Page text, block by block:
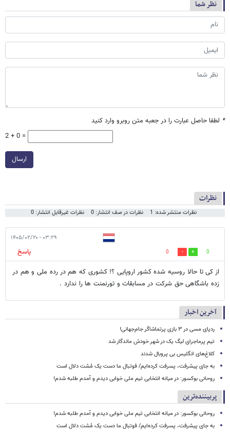
نظر شما
* لطفا حاصل عبارت را در جعبه متن روبرو وارد کنید
2 + 0 =
ارسال
نظرات
نظرات منتشر شده: 1 نظرات در صف انتشار: 0 نظرات غیرقابل انتشار: 0
۰۳:۲۹ - ۱۴۰۵/۰۲/۲۰
0
0
پاسخ
از کی تا حالا روسیه شده کشور اروپایی ؟! کشوری که هم در رده ملی و هم در
زده باشگاهی حق شرکت در مسابقات و تورنمنت ها را ندارد .
آخرین اخبار
ردپای مسی در ۳ بازی پرتماشاگر جام‌جهانی!
تیم پرماجرای لیگ یک در شهر خودش ماندگار شد
کلاغ‌های انگلیس بی پروبال شدند
به جای پیشرفت، پسرفت کرده‌ایم/ فوتبال ما دست یک مُشت دلال است
روحانی بوکسور: در میانه انتخابی تیم ملی خوابی دیدم و آمدم طلبه شدم!
پربیننده‌ترین
روحانی بوکسور: در میانه انتخابی تیم ملی خوابی دیدم و آمدم طلبه شدم!
به جای پیشرفت، پسرفت کرده‌ایم/ فوتبال ما دست یک مُشت دلال است